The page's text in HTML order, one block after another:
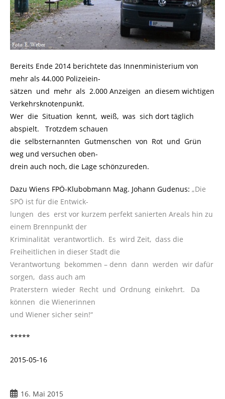
Bereits Ende 2014 berichtete das Innenministerium von
mehr als 44.000 Polizeiein-
sätzen und mehr als 2.000 Anzeigen an diesem wichtigen
Verkehrsknotenpunkt.
Wer die Situation kennt, weiß, was sich dort täglich
abspielt. Trotzdem schauen
die selbsternannten Gutmenschen von Rot und Grün
weg und versuchen oben-
drein auch noch, die Lage schönzureden.
Dazu Wiens FPÖ-Klubobmann Mag. Johann Gudenus: „Die
SPÖ ist für die Entwick-
lungen des erst vor kurzem perfekt sanierten Areals hin zu
einem Brennpunkt der
Kriminalität verantwortlich. Es wird Zeit, dass die
Freiheitlichen in dieser Stadt die
Verantwortung bekommen – denn dann werden wir dafür
sorgen, dass auch am
Praterstern wieder Recht und Ordnung einkehrt. Da
können die Wienerinnen
und Wiener sicher sein!“
*****
2015-05-16
Beitrag16. Mai 2015